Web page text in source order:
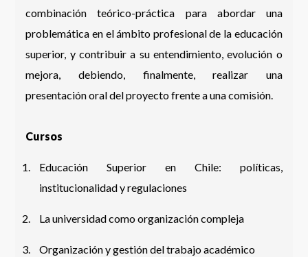
combinación teórico-práctica para abordar una
problemática en el ámbito profesional de la educación
superior, y contribuir a su entendimiento, evolución o
mejora, debiendo, finalmente, realizar una
presentación oral del proyecto frente a una comisión.
Cursos
Educación Superior en Chile: políticas,
institucionalidad y regulaciones
La universidad como organización compleja
Organización y gestión del trabajo académico